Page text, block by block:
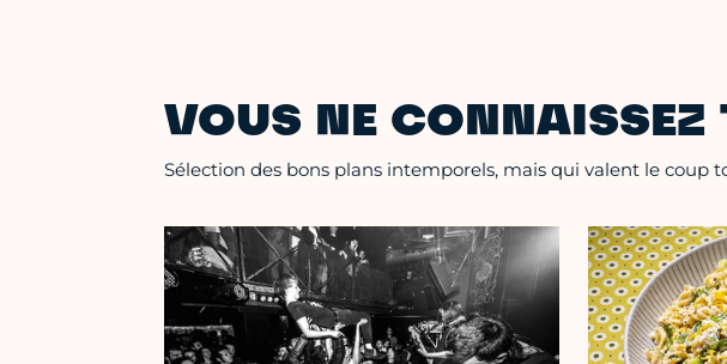
VOUS NE CONNAISSEZ
Sélection des bons plans intemporels, mais qui valent le coup